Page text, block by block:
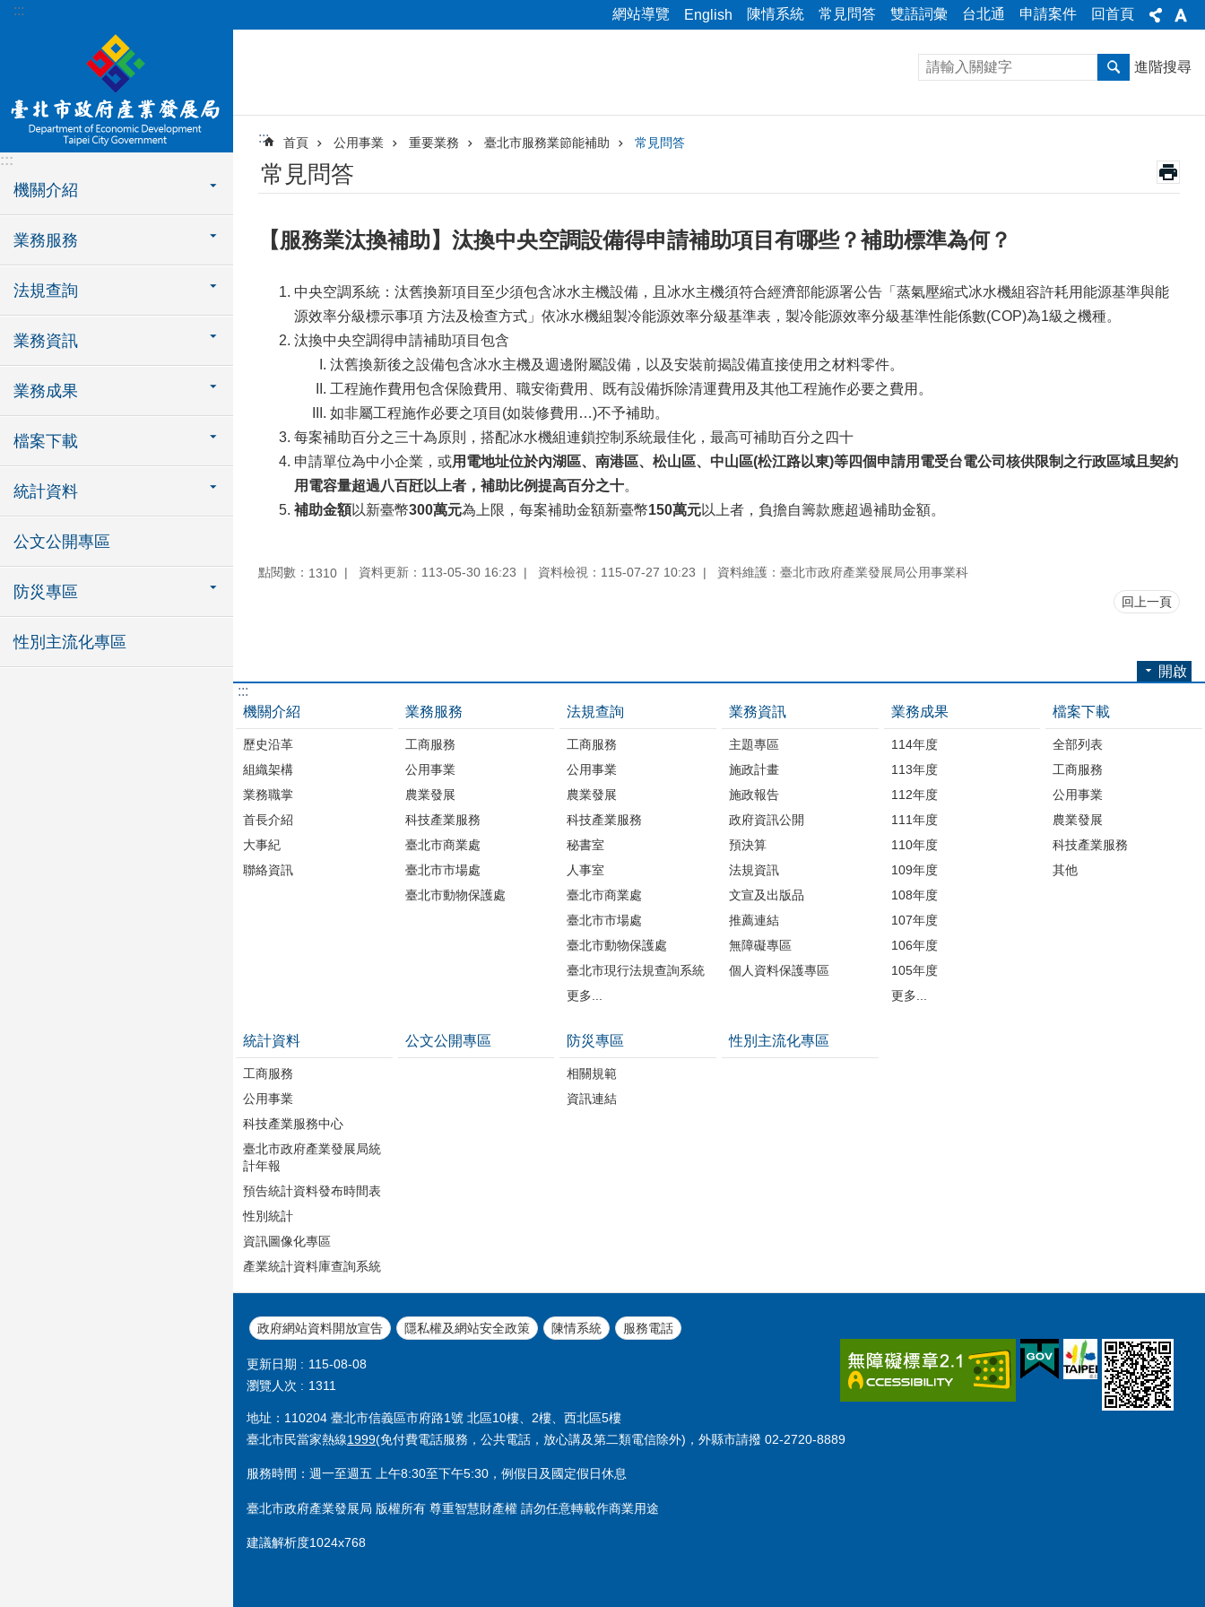
跳到主要內容區塊
::: 網站導覽 English 陳情系統 常見問答 雙語詞彙 台北通 申請案件 回首頁
:::
機關介紹
業務服務
法規查詢
業務資訊
業務成果
檔案下載
統計資料
公文公開專區
防災專區
性別主流化專區
進階搜尋
::: 首頁 公用事業 重要業務 臺北市服務業節能補助 常見問答
常見問答
【服務業汰換補助】汰換中央空調設備得申請補助項目有哪些？補助標準為何？
中央空調系統：汰舊換新項目至少須包含冰水主機設備，且冰水主機須符合經濟部能源署公告「蒸氣壓縮式冰水機組容許耗用能源基準與能
源效率分級標示事項 方法及檢查方式」依冰水機組製冷能源效率分級基準表，製冷能源效率分級基準性能係數(COP)為1級之機種。
汰換中央空調得申請補助項目包含
汰舊換新後之設備包含冰水主機及週邊附屬設備，以及安裝前揭設備直接使用之材料零件。
工程施作費用包含保險費用、職安衛費用、既有設備拆除清運費用及其他工程施作必要之費用。
如非屬工程施作必要之項目(如裝修費用…)不予補助。
每案補助百分之三十為原則，搭配冰水機組連鎖控制系統最佳化，最高可補助百分之四十
申請單位為中小企業，或用電地址位於內湖區、南港區、松山區、中山區(松江路以東)等四個申請用電受台電公司核供限制之行政區域且契約
用電容量超過八百瓩以上者，補助比例提高百分之十。
補助金額以新臺幣300萬元為上限，每案補助金額新臺幣150萬元以上者，負擔自籌款應超過補助金額。
點閱數： 1310 資料更新：113-05-30 16:23 資料檢視：115-07-27 10:23 資料維護：臺北市政府產業發展局公用事業科
回上一頁
開啟
:::
機關介紹
歷史沿革
組織架構
業務職掌
首長介紹
大事紀
聯絡資訊
業務服務
工商服務
公用事業
農業發展
科技產業服務
臺北市商業處
臺北市市場處
臺北市動物保護處
法規查詢
工商服務
公用事業
農業發展
科技產業服務
秘書室
人事室
臺北市商業處
臺北市市場處
臺北市動物保護處
臺北市現行法規查詢系統
更多...
業務資訊
主題專區
施政計畫
施政報告
政府資訊公開
預決算
法規資訊
文宣及出版品
推薦連結
無障礙專區
個人資料保護專區
業務成果
114年度
113年度
112年度
111年度
110年度
109年度
108年度
107年度
106年度
105年度
更多...
檔案下載
全部列表
工商服務
公用事業
農業發展
科技產業服務
其他
統計資料
工商服務
公用事業
科技產業服務中心
臺北市政府產業發展局統
計年報
預告統計資料發布時間表
性別統計
資訊圖像化專區
產業統計資料庫查詢系統
公文公開專區 防災專區
相關規範
資訊連結
性別主流化專區
政府網站資料開放宣告 隱私權及網站安全政策 陳情系統 服務電話
更新日期
115-08-08
瀏覽人次
1311
地址：110204 臺北市信義區市府路1號 北區10樓、2樓、西北區5樓
臺北市民當家熱線1999(免付費電話服務，公共電話，放心講及第二類電信除外)，外縣市請撥 02-2720-8889
服務時間：週一至週五 上午8:30至下午5:30，例假日及國定假日休息
臺北市政府產業發展局 版權所有 尊重智慧財產權 請勿任意轉載作商業用途
建議解析度1024x768